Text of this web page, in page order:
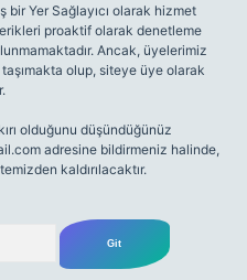
bir Yer Sağlayıcı olarak hizmet
proaktif olarak denetleme
Ancak, üyelerimiz
olup, siteye üye olarak
olduğunu düşündüğünüz
adresine bildirmeniz halinde,
kaldırılacaktır.